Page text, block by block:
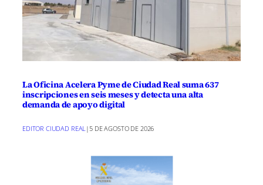
La Oficina Acelera Pyme de Ciudad Real suma 637
inscripciones en seis meses y detecta una alta
demanda de apoyo digital
EDITOR CIUDAD REAL | 5 DE AGOSTO DE 2026